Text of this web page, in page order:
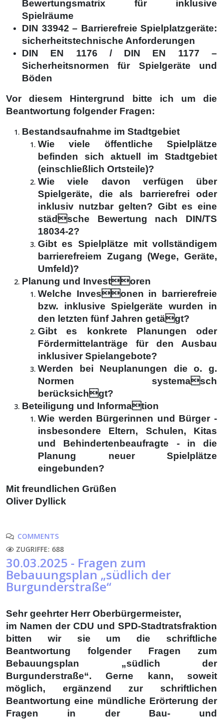
Bewertungsmatrix für inklusive
Spielräume
DIN 33942 – Barrierefreie Spielplatzgeräte:
sicherheitstechnische Anforderungen
DIN EN 1176 / DIN EN 1177 –
Sicherheitsnormen für Spielgeräte und
Böden
Vor diesem Hintergrund bitte ich um die
Beantwortung folgender Fragen:
Bestandsaufnahme im Stadtgebiet
Wie viele öffentliche Spielplätze
befinden sich aktuell im Stadtgebiet
(einschließlich Ortsteile)?
Wie viele davon verfügen über
Spielgeräte, die als barrierefrei oder
inklusiv nutzbar gelten? Gibt es eine
städsche Bewertung nach DIN/TS
18034-2?
Gibt es Spielplätze mit vollständigem
barrierefreiem Zugang (Wege, Geräte,
Umfeld)?
Planung und Investoren
Welche Invesonen in barrierefreie
bzw. inklusive Spielgeräte wurden in
den letzten fünf Jahren getägt?
Gibt es konkrete Planungen oder
Fördermittelanträge für den Ausbau
inklusiver Spielangebote?
Werden bei Neuplanungen die o. g.
Normen systemasch
berücksichgt?
Beteiligung und Information
Wie werden Bürgerinnen und Bürger -
insbesondere Eltern, Schulen, Kitas
und Behindertenbeaufragte - in die
Planung neuer Spielplätze
eingebunden?
Mit freundlichen Grüßen
Oliver Dyllick
COMMENTS
ZUGRIFFE: 688
30.03.2025 - Fragen zum
Bebauungsplan „südlich der
Burgunderstraße“
Sehr geehrter Herr Oberbürgermeister,
im Namen der CDU und SPD-Stadtratsfraktion
bitten wir sie um die schriftliche
Beantwortung folgender Fragen zum
Bebauungsplan „südlich der
Burgunderstraße“. Gerne kann, soweit
möglich, ergänzend zur schriftlichen
Beantwortung eine mündliche Erörterung der
Fragen in der Bau- und